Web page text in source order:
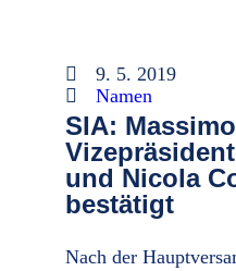
9. 5. 2019
Namen
SIA:
und Nicola
bestätigt
Nach der